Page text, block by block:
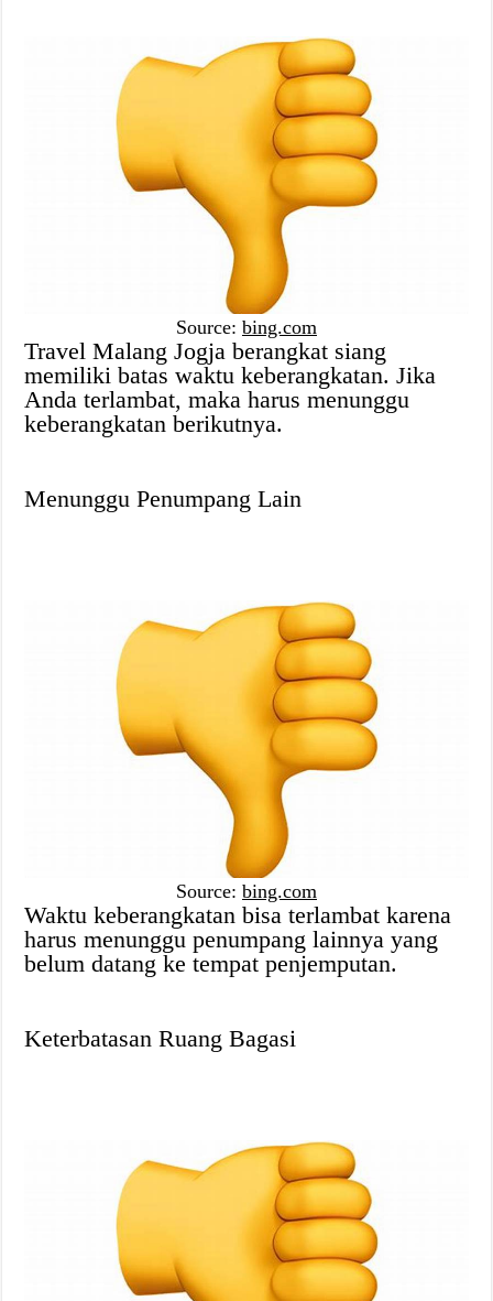
Source: bing.com
Travel Malang Jogja berangkat siang
memiliki batas waktu keberangkatan. Jika
Anda terlambat, maka harus menunggu
keberangkatan berikutnya.
Menunggu Penumpang Lain
Source: bing.com
Waktu keberangkatan bisa terlambat karena
harus menunggu penumpang lainnya yang
belum datang ke tempat penjemputan.
Keterbatasan Ruang Bagasi